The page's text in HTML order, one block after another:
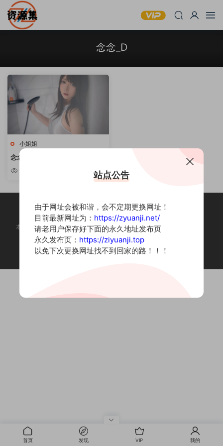
念念_D
小姐姐
念念_D: 13套cos合集
本站为摄影写真图片网站，内容来自网络收集整理，仅作个人学习使用。
如有违法内容请联系删除
Copyright © 2022 资源集
首页 发现 VIP 我的
站点公告
由于网址会被和谐，会不定期更换网址！
目前最新网址为： https://zyuanji.net/
请老用户保存好下面的永久地址发布页
永久发布页： https://ziyuanji.top
以免下次更换网址找不到回家的路！！！